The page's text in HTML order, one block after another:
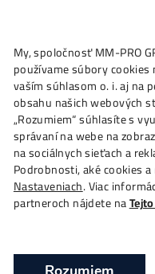
My, spoločnosť MM-
používame súbory
vaším súhlasom o. i. aj
obsahu našich
„Rozumiem“ súhlasíte
správaní na webe na
na sociálnych sieťach
Podrobnosti, aké
Nastaveniach. Viac